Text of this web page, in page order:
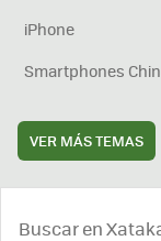
iPhone
Smartphones
VER MÁS TEMAS